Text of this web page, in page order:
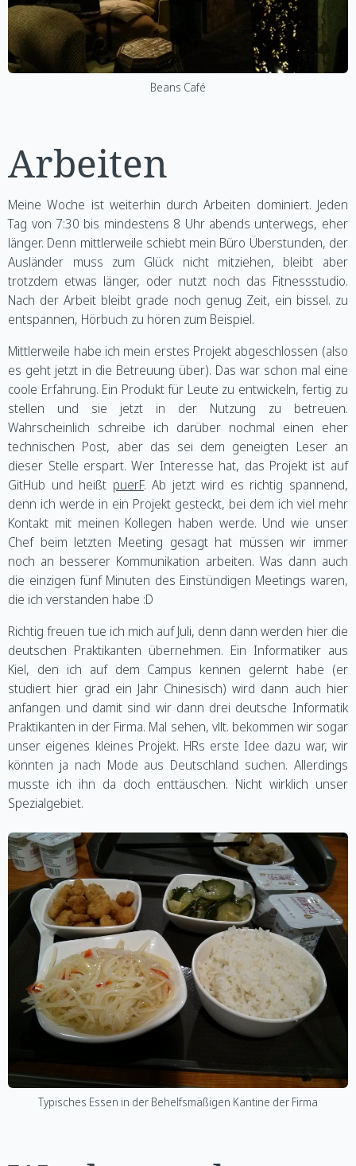
Beans Café
Arbeiten
Meine Woche ist weiterhin durch Arbeiten dominiert. Jeden
Tag von 7:30 bis mindestens 8 Uhr abends unterwegs, eher
länger. Denn mittlerweile schiebt mein Büro Überstunden, der
Ausländer muss zum Glück nicht mitziehen, bleibt aber
trotzdem etwas länger, oder nutzt noch das Fitnessstudio.
Nach der Arbeit bleibt grade noch genug Zeit, ein bissel. zu
entspannen, Hörbuch zu hören zum Beispiel.
Mittlerweile habe ich mein erstes Projekt abgeschlossen (also
es geht jetzt in die Betreuung über). Das war schon mal eine
coole Erfahrung. Ein Produkt für Leute zu entwickeln, fertig zu
stellen und sie jetzt in der Nutzung zu betreuen.
Wahrscheinlich schreibe ich darüber nochmal einen eher
technischen Post, aber das sei dem geneigten Leser an
dieser Stelle erspart. Wer Interesse hat, das Projekt ist auf
GitHub und heißt puerF. Ab jetzt wird es richtig spannend,
denn ich werde in ein Projekt gesteckt, bei dem ich viel mehr
Kontakt mit meinen Kollegen haben werde. Und wie unser
Chef beim letzten Meeting gesagt hat müssen wir immer
noch an besserer Kommunikation arbeiten. Was dann auch
die einzigen fünf Minuten des Einstündigen Meetings waren,
die ich verstanden habe :D
Richtig freuen tue ich mich auf Juli, denn dann werden hier die
deutschen Praktikanten übernehmen. Ein Informatiker aus
Kiel, den ich auf dem Campus kennen gelernt habe (er
studiert hier grad ein Jahr Chinesisch) wird dann auch hier
anfangen und damit sind wir dann drei deutsche Informatik
Praktikanten in der Firma. Mal sehen, vllt. bekommen wir sogar
unser eigenes kleines Projekt. HRs erste Idee dazu war, wir
könnten ja nach Mode aus Deutschland suchen. Allerdings
musste ich ihn da doch enttäuschen. Nicht wirklich unser
Spezialgebiet.
Typisches Essen in der Behelfsmäßigen Kantine der Firma